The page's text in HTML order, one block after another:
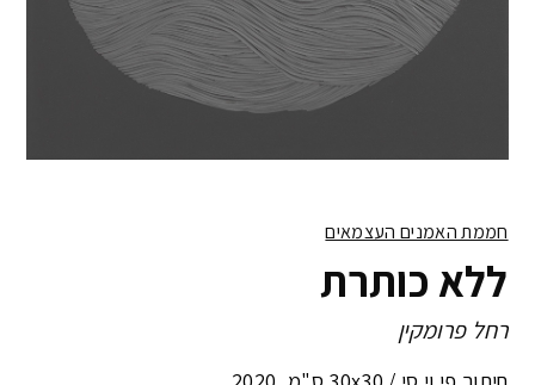
חממת האמנים העצמאים
ללא כותרת
רחל פרומקין